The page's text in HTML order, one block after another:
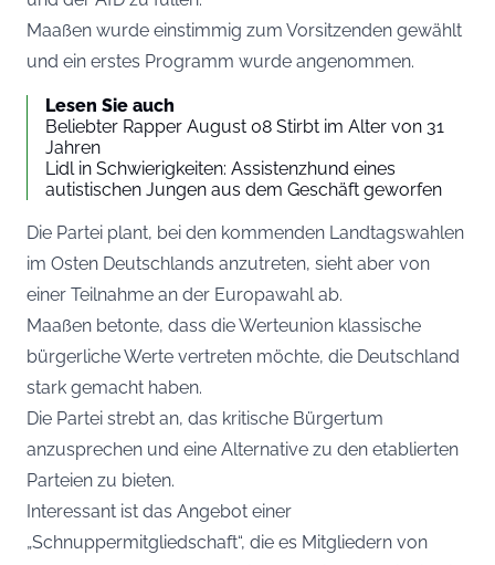
Maaßen wurde einstimmig zum Vorsitzenden gewählt
und ein erstes Programm wurde angenommen.
Lesen Sie auch
Beliebter Rapper August 08 Stirbt im Alter von 31
Jahren
Lidl in Schwierigkeiten: Assistenzhund eines
autistischen Jungen aus dem Geschäft geworfen
Die Partei plant, bei den kommenden Landtagswahlen
im Osten Deutschlands anzutreten, sieht aber von
einer Teilnahme an der Europawahl ab.
Maaßen betonte, dass die Werteunion klassische
bürgerliche Werte vertreten möchte, die Deutschland
stark gemacht haben.
Die Partei strebt an, das kritische Bürgertum
anzusprechen und eine Alternative zu den etablierten
Parteien zu bieten.
Interessant ist das Angebot einer
„Schnuppermitgliedschaft“, die es Mitgliedern von